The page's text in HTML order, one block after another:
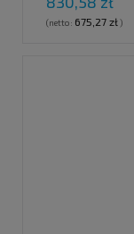
(netto: 675,27 zł)